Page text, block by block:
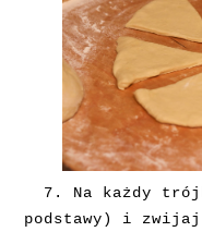
7. Na każdy
podstawy) i